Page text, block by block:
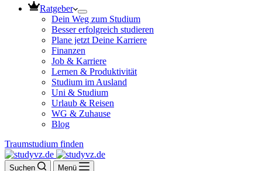
Ratgeber
Dein Weg zum Studium
Besser erfolgreich studieren
Plane jetzt Deine Karriere
Finanzen
Job & Karriere
Lernen & Produktivität
Studium im Ausland
Uni & Studium
Urlaub & Reisen
WG & Zuhause
Blog
Traumstudium finden
Suchen Menü